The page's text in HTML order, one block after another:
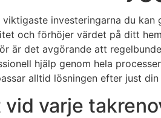
investeringarna du
och förhöjer värdet på ditt
är det avgörande att
hjälp genom hela
alltid lösningen efter just
varje